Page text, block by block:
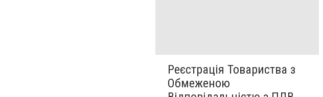
Реєстрація Товариства з
Обмеженою